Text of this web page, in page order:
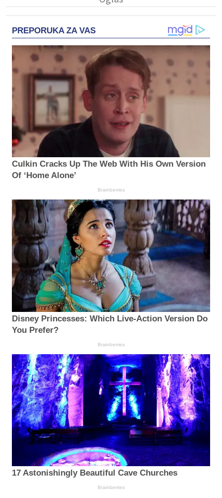
PREPORUKA ZA VAS
Culkin Cracks Up The Web With His Own Version
Of ‘Home Alone’
Brainberries
Disney Princesses: Which Live-Action Version Do
You Prefer?
Brainberries
17 Astonishingly Beautiful Cave Churches
Brainberries